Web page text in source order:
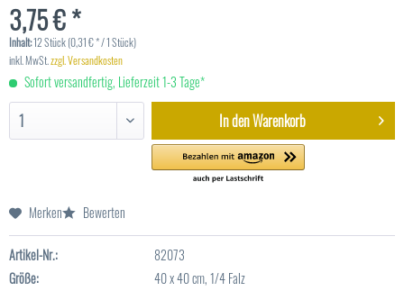
3,75 € *
Inhalt:12 Stück (0,31 € * / 1 Stück)
inkl. MwSt.zzgl. Versandkosten
Sofort versandfertig, Lieferzeit 1-3 Tage*
In denWarenkorb
Merken Bewerten
Artikel-Nr.:
82073
Größe:
40 x 40 cm, 1/4 Falz